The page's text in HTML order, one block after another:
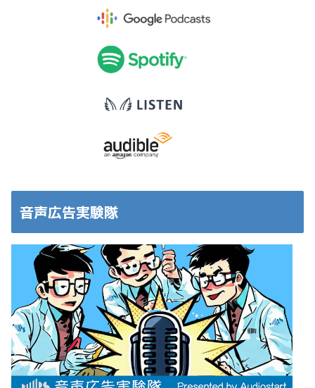
音声広告実験隊